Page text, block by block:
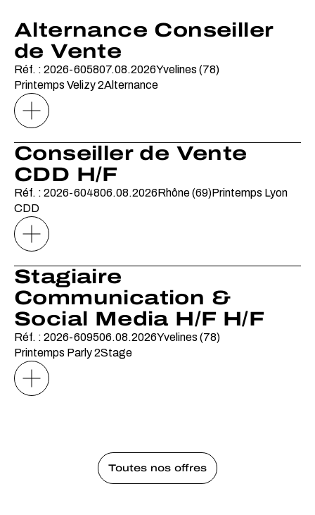
Alternance Conseiller
de Vente
Réf. : 2026-605807.08.2026Yvelines (78)
Printemps Velizy 2Alternance
Conseiller de Vente
CDD H/F
Réf. : 2026-604806.08.2026Rhône (69)Printemps Lyon
CDD
Stagiaire
Communication &
Social Media H/F H/F
Réf. : 2026-609506.08.2026Yvelines (78)
Printemps Parly 2Stage
Toutes nos offres